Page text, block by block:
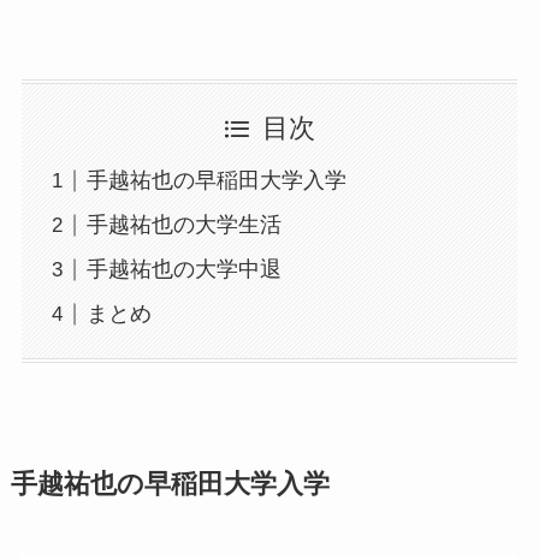
目次
手越祐也の早稲田大学入学
手越祐也の大学生活
手越祐也の大学中退
まとめ
手越祐也の早稲田大学入学